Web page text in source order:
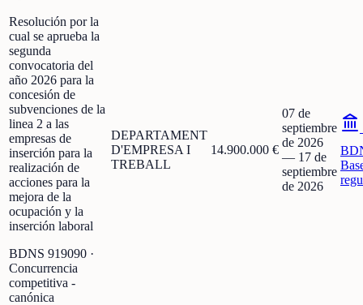
Resolución por la
cual se aprueba la
segunda
convocatoria del
año 2026 para la
concesión de
subvenciones de la
linea 2 a las
empresas de
inserción para la
realización de
acciones para la
mejora de la
ocupación y la
inserción laboral
BDNS 919090 ·
Concurrencia
competitiva -
canónica
DEPARTAMENT
D'EMPRESA I
TREBALL
14.900.000 €
07 de
septiembre
de 2026
— 17 de
septiembre
de 2026